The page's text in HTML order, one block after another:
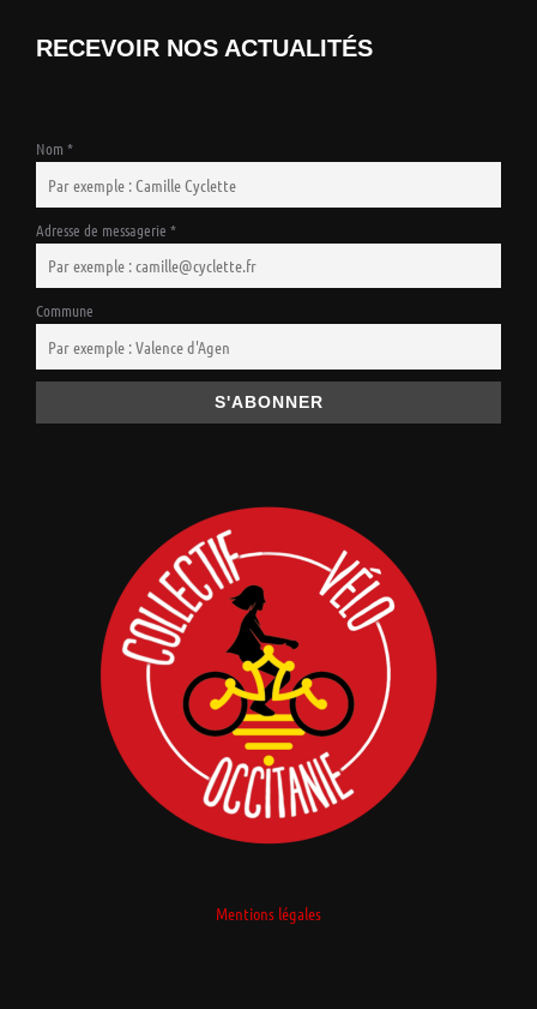
RECEVOIR NOS ACTUALITÉS
Nom *
Adresse de messagerie *
Commune
Mentions légales